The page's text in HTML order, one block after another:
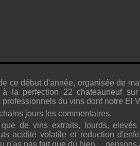
ce début d'année, organisée de
la perfection 22 chateauneuf
du vins dont notre El
jours les commentaires.
que de vins extraits, lourds,
acidité volatile et reduction
n'as pas fait que du bien.... pensons